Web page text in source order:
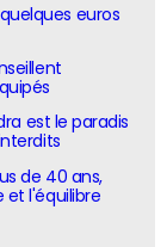
euros
est le paradis
de 40 ans,
et l'équilibre